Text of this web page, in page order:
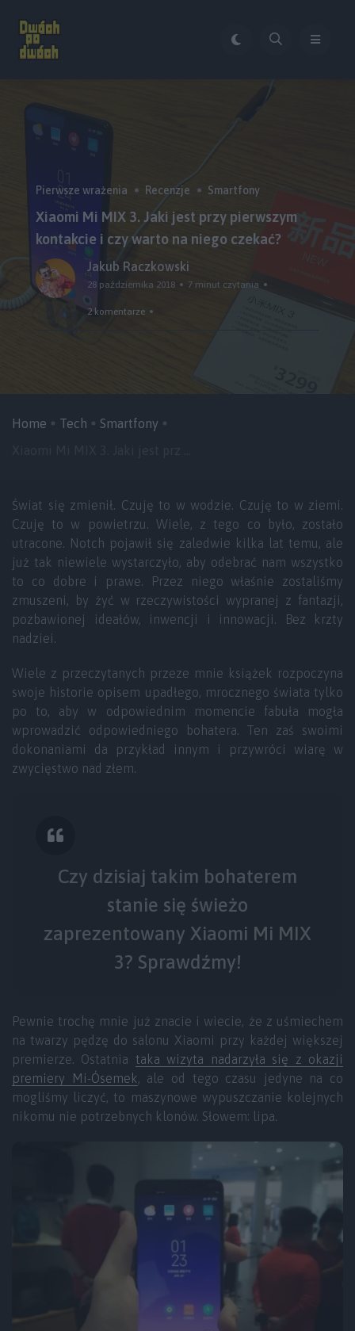
Pierwsze wrażenia Recenzje Smartfony
Xiaomi Mi MIX 3. Jaki jest przy pierwszym
kontakcie i czy warto na niego czekać?
Jakub Raczkowski
28 października 2018 7 minut czytania
2 komentarze
Home Tech
Smartfony
Świat się zmienił. Czuję to w wodzie. Czuję to w ziemi.
Czuję to w powietrzu. Wiele, z tego co było, zostało
utracone. Notch pojawił się zaledwie kilka lat temu, ale
już tak niewiele wystarczyło, aby odebrać nam wszystko
to co dobre i prawe. Przez niego właśnie zostaliśmy
zmuszeni, by żyć w rzeczywistości wypranej z fantazji,
pozbawionej ideałów, inwencji i innowacji. Bez krzty
nadziei.
Wiele z przeczytanych przeze mnie książek rozpoczyna
swoje historie opisem upadłego, mrocznego świata tylko
po to, aby w odpowiednim momencie fabuła mogła
wprowadzić odpowiedniego bohatera. Ten zaś swoimi
dokonaniami da przykład innym i przywróci wiarę w
zwycięstwo nad złem.
Czy dzisiaj takim bohaterem
stanie się świeżo
zaprezentowany Xiaomi Mi MIX
3? Sprawdźmy!
Pewnie trochę mnie już znacie i wiecie, że z uśmiechem
na twarzy pędzę do salonu Xiaomi przy każdej większej
premierze. Ostatnia taka wizyta nadarzyła się z okazji
premiery Mi-Ósemek, ale od tego czasu jedyne na co
mogliśmy liczyć, to maszynowe wypuszczanie kolejnych
nikomu nie potrzebnych klonów. Słowem: lipa.